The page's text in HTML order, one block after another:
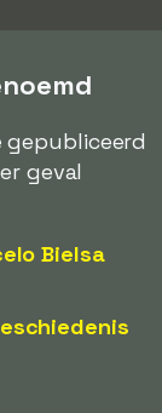
gepubliceerd
geval
Bielsa